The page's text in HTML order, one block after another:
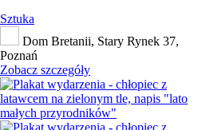
Sztuka
Dom Bretanii, Stary Rynek 37,
Poznań
Zobacz szczegóły